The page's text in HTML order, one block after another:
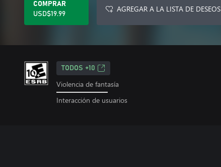
COMPRAR
USD$19.99
AGREGAR A LA LISTA DE DESEOS
TODOS +10
Violencia de fantasía
Interacción de usuarios